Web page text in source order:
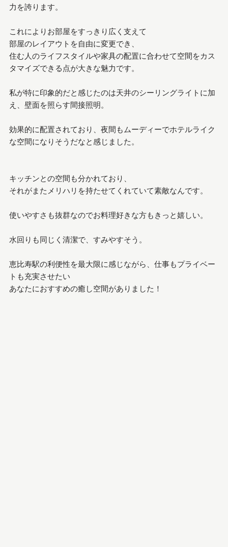
力を誇ります。
これによりお部屋をすっきり広く支えて
部屋のレイアウトを自由に変更でき、
住む人のライフスタイルや家具の配置に合わせて空間をカス
タマイズできる点が大きな魅力です。
私が特に印象的だと感じたのは天井のシーリングライトに加
え、壁面を照らす間接照明。
効果的に配置されており、夜間もムーディーでホテルライク
な空間になりそうだなと感じました。
キッチンとの空間も分かれており、
それがまたメリハリを持たせてくれていて素敵なんです。
使いやすさも抜群なのでお料理好きな方もきっと嬉しい。
水回りも同じく清潔で、すみやすそう。
恵比寿駅の利便性を最大限に感じながら、仕事もプライベー
トも充実させたい
あなたにおすすめの癒し空間がありました！